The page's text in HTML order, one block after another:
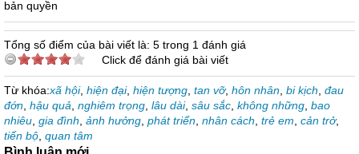
bản quyền
Tổng số điểm của bài viết là: 5 trong 1 đánh giá
Click để đánh giá bài viết
Từ khóa:xã hội, hiện đại, hiện tượng tan vỡ, hôn nhân bi kịch đau
đớn hậu quả nghiêm trọng lâu dài, sâu sắc không những bao
nhiêu gia đình ảnh hưởng phát triển nhân cách trẻ em cản trở,
tiến bộ quan tâm